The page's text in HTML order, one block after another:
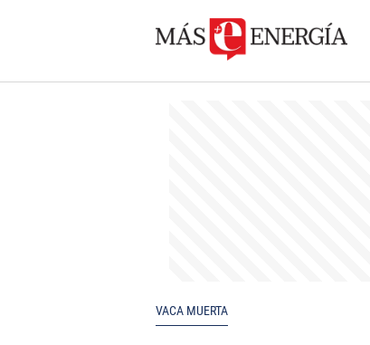
VACA MUERTA